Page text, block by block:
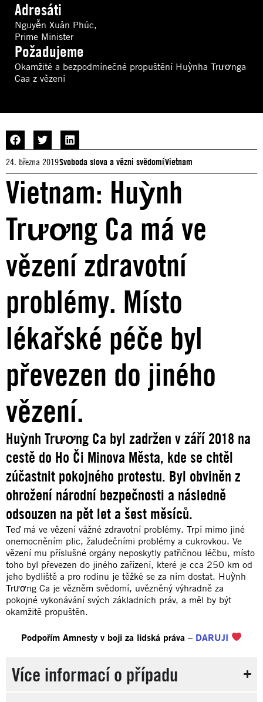
24. března 2019Svoboda slova a vězni svědomíVietnam
Vietnam: Huỳnh
Trương Ca má ve
vězení zdravotní
problémy. Místo
lékařské péče byl
převezen do jiného
vězení.
Huỳnh Trương Ca byl zadržen v září 2018 na
cestě do Ho Či Minova Města, kde se chtěl
zúčastnit pokojného protestu. Byl obviněn z
ohrožení národní bezpečnosti a následně
odsouzen na pět let a šest měsíců.
Teď má ve vězení vážné zdravotní problémy. Trpí mimo jiné
onemocněním plic, žaludečními problémy a cukrovkou. Ve
vězení mu příslušné orgány neposkytly patřičnou léčbu, místo
toho byl převezen do jiného zařízení, které je cca 250 km od
jeho bydliště a pro rodinu je těžké se za ním dostat. Huỳnh
Trương Ca je vězněm svědomí, uvězněný výhradně za
pokojné vykonávání svých základních práv, a měl by být
okamžitě propuštěn.
Podpořím Amnesty v boji za lidská práva – DARUJI
Více informací o případu
Adresáti
Nguyễn Xuân Phúc,
Prime Minister
Požadujeme
Okamžité a bezpodmínečné propuštění Huỳnha Trươnga
Caa z vězení